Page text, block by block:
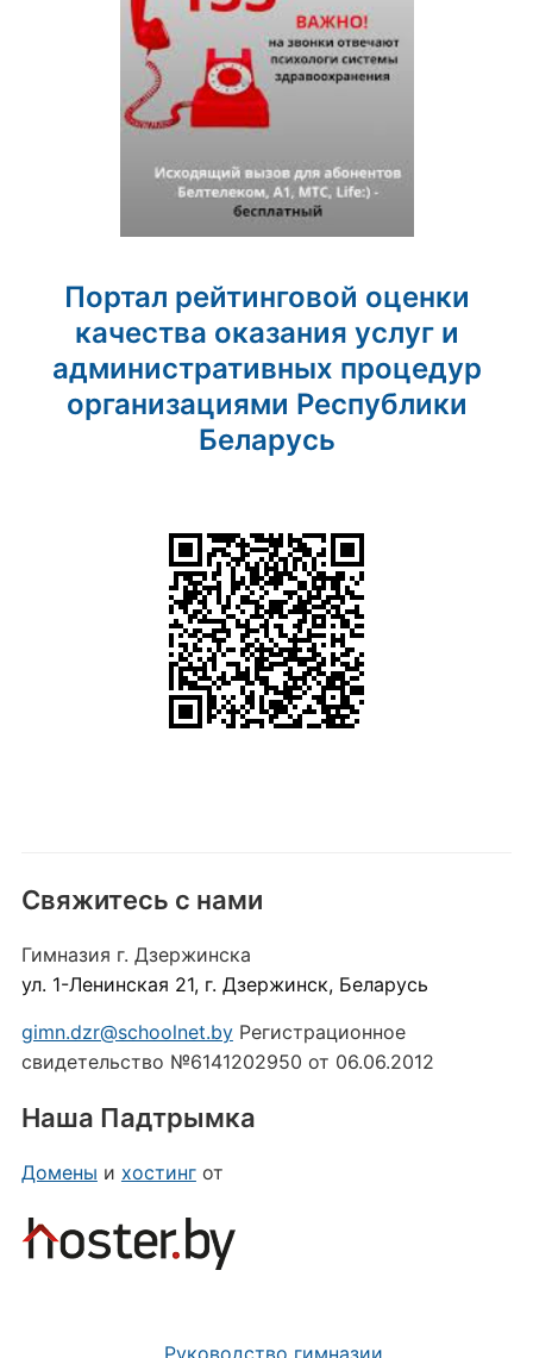
Портал рейтинговой оценки
качества оказания услуг и
административных процедур
организациями Республики
Беларусь
Свяжитесь с нами
Гимназия г. Дзержинска
ул. 1-Ленинская 21, г. Дзержинск, Беларусь
gimn.dzr@schoolnet.byРегистрационное
свидетельство №6141202950 от 06.06.2012
Наша Падтрымка
Домены и хостингот
Руководство гимназии